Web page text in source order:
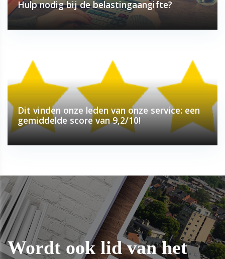
Hulp nodig bij de belastingaangifte?
Dit vinden onze leden van onze service: een
gemiddelde score van 9,2/10!
Wordt ook lid van het